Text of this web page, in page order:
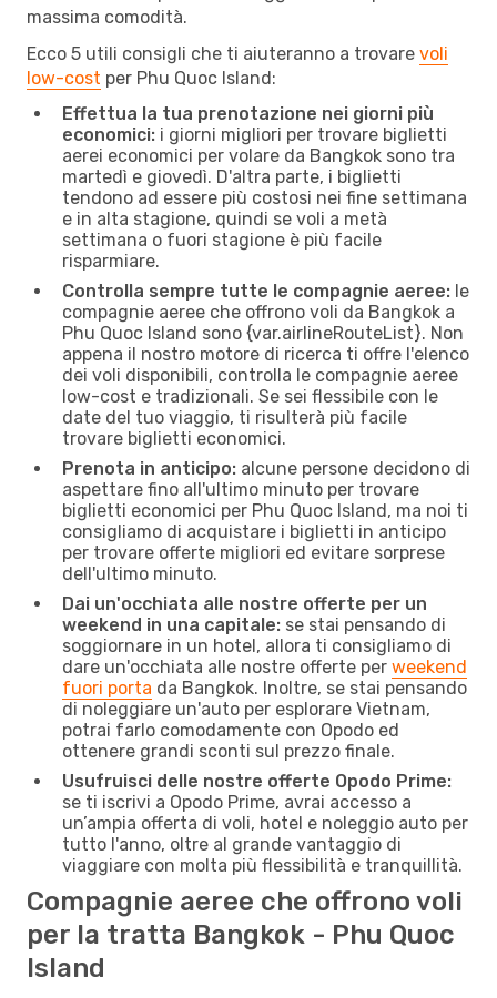
massima comodità.
Ecco 5 utili consigli che ti aiuteranno a trovare voli
low-cost per Phu Quoc Island:
Effettua la tua prenotazione nei giorni più
economici: i giorni migliori per trovare biglietti
aerei economici per volare da Bangkok sono tra
martedì e giovedì. D'altra parte, i biglietti
tendono ad essere più costosi nei fine settimana
e in alta stagione, quindi se voli a metà
settimana o fuori stagione è più facile
risparmiare.
Controlla sempre tutte le compagnie aeree: le
compagnie aeree che offrono voli da Bangkok a
Phu Quoc Island sono {​var.airlineRouteList}. Non
appena il nostro motore di ricerca ti offre l'elenco
dei voli disponibili, controlla le compagnie aeree
low-cost e tradizionali. Se sei flessibile con le
date del tuo viaggio, ti risulterà più facile
trovare biglietti economici.
Prenota in anticipo: alcune persone decidono di
aspettare fino all'ultimo minuto per trovare
biglietti economici per Phu Quoc Island, ma noi ti
consigliamo di acquistare i biglietti in anticipo
per trovare offerte migliori ed evitare sorprese
dell'ultimo minuto.
Dai un'occhiata alle nostre offerte per un
weekend in una capitale: se stai pensando di
soggiornare in un hotel, allora ti consigliamo di
dare un'occhiata alle nostre offerte per weekend
fuori porta da Bangkok. Inoltre, se stai pensando
di noleggiare un'auto per esplorare Vietnam,
potrai farlo comodamente con Opodo ed
ottenere grandi sconti sul prezzo finale.
Usufruisci delle nostre offerte Opodo Prime:
se ti iscrivi a Opodo Prime, avrai accesso a
un’ampia offerta di voli, hotel e noleggio auto per
tutto l'anno, oltre al grande vantaggio di
viaggiare con molta più flessibilità e tranquillità.
Compagnie aeree che offrono voli
per la tratta Bangkok - Phu Quoc
Island